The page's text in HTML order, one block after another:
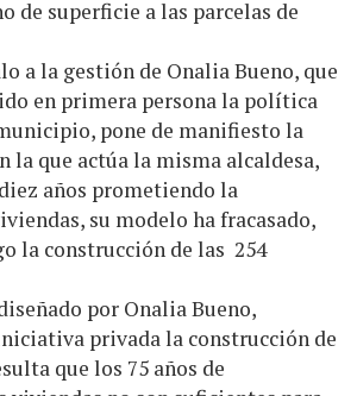
de superficie a las parcelas de
la gestión de Onalia Bueno, que
en primera persona la política
pone de manifiesto la
la que actúa la misma alcaldesa,
años prometiendo la
su modelo ha fracasado,
la construcción de las 254
por Onalia Bueno,
privada la construcción de
que los 75 años de